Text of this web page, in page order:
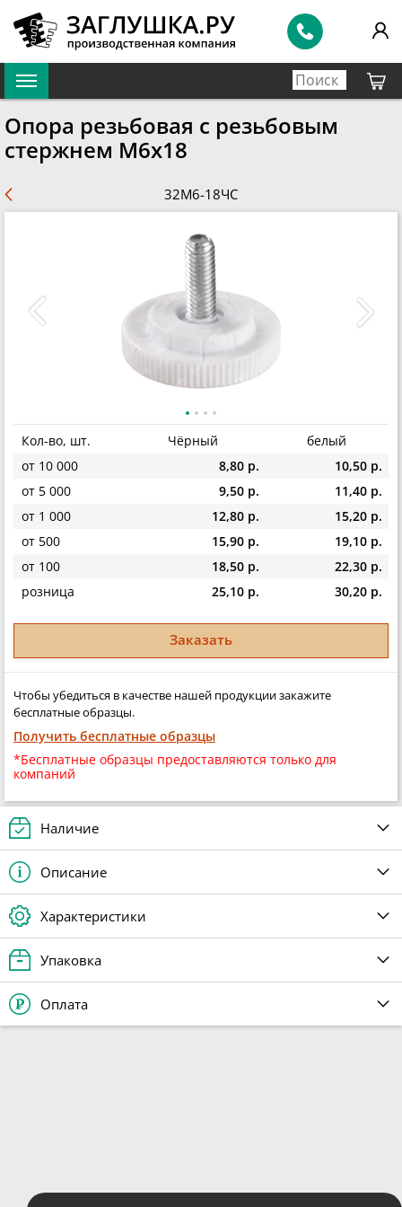
Опора резьбовая с резьбовым
стержнем М6х18
32М6-18ЧС
Кол-во, шт. Чёрный
белый
от 10 000
8,80 р.
10,50 р.
от 5 000
9,50 р.
11,40 р.
от 1 000
12,80 р.
15,20 р.
от 500
15,90 р.
19,10 р.
от 100
18,50 р.
22,30 р.
розница
25,10 р. 30,20 р.
Заказать
Чтобы убедиться в качестве нашей продукции закажите
бесплатные образцы.
Получить бесплатные образцы
*Бесплатные образцы предоставляются только для
компаний
Наличие
Описание
Характеристики
Упаковка
Оплата